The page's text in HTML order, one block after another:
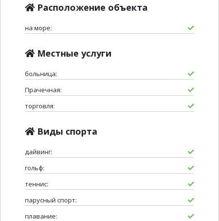
Расположение объекта
на море:
Местные услуги
больница:
Прачечная:
торговля:
Виды спорта
дайвинг:
гольф:
теннис:
парусный спорт:
плавание: